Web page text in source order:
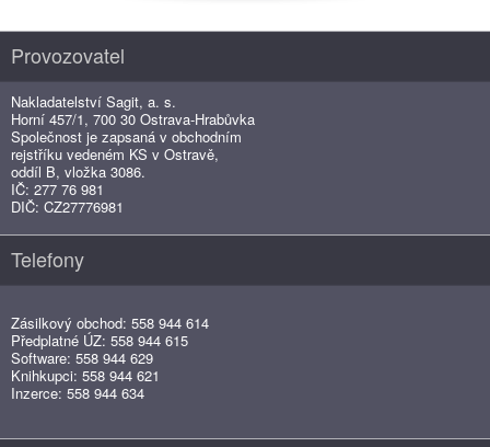
Provozovatel
Nakladatelství Sagit, a. s.
Horní 457/1, 700 30 Ostrava-Hrabůvka
Společnost je zapsaná v obchodním
rejstříku vedeném KS v Ostravě,
oddíl B, vložka 3086.
IČ: 277 76 981
DIČ: CZ27776981
Telefony
Zásilkový obchod: 558 944 614
Předplatné ÚZ: 558 944 615
Software: 558 944 629
Knihkupci: 558 944 621
Inzerce: 558 944 634